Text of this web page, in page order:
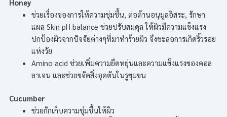
Honey
ช่วยเรื่องของการให้ความชุ่มชื้น, ต่อต้านอนุมูลอิสระ, รักษา
แผล Skin pH balance ช่วยปรับสมดุล ให้ผิวมีความแข็งแรง
ปกป้องผิวจากปัจจัยต่างๆที่มาทำร้ายผิว จึงชะลอการเกิดริ้วรอย
แห่งวัย
Amino acid ช่วยเพิ่มความยืดหยุ่นและความแข็งแรงของคอล
ลาเจน และช่วยขจัดสิ่งอุดตันในรูขุมขน
Cucumber
ช่วยกักเก็บความชุ่มชื้นให้ผิว